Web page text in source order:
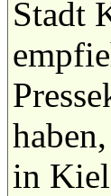
Stadt
in